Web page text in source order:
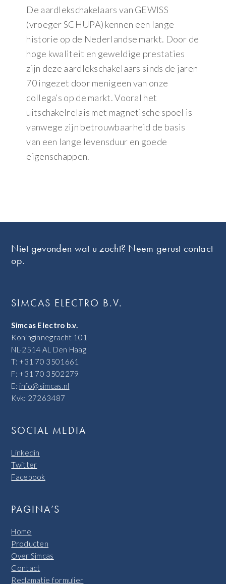
De aardlekschakelaars van GEWISS
(vroeger SCHUPA) kennen een lange
historie op de Nederlandse markt. Door de
hoge kwaliteit en geweldige prestaties
zijn deze aardlekschakelaars sinds de jaren
70 ingezet door menigeen van onze
collega’s op de markt. Vooral het
uitschakelrelais met magnetische spoel is
vanwege zijn betrouwbaarheid de basis
van een lange levensduur en goede
eigenschappen.
Niet gevonden wat u zocht? Neem gerust contact
op.
SIMCAS ELECTRO B.V.
Simcas Electro b.v.
Koninginnegracht 101
NL-2514 AL Den Haag
T: +31 70 3501661
F: +31 70 3502279
E: info@simcas.nl
Kvk: 27263487
SOCIAL MEDIA
Linkedin
Twitter
Facebook
PAGINA’S
Home
Producten
Over Simcas
Contact
Reclamatie formulier